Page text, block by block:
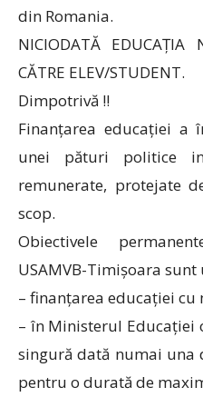
din Romania.
NICIODATĂ
CĂTRE ELEV/STUDENT.
Dimpotrivă !!
Finanțarea educației a
unei pături politice
remunerate, protejate
scop.
Obiectivele
USAMVB-Timișoara
– finanțarea educației cu
– în Ministerul Educației
singură dată numai una
pentru o durată de